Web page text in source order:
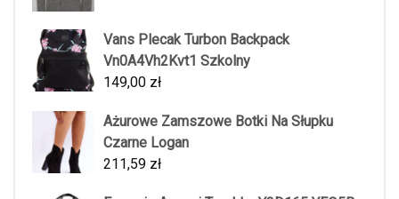
Vans Plecak Turbon Backpack
Vn0A4Vh2Kvt1 Szkolny
149,00 zł
Ażurowe Zamszowe Botki Na Słupku
Czarne Logan
211,59 zł